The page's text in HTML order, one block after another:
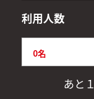
利用人数
あと